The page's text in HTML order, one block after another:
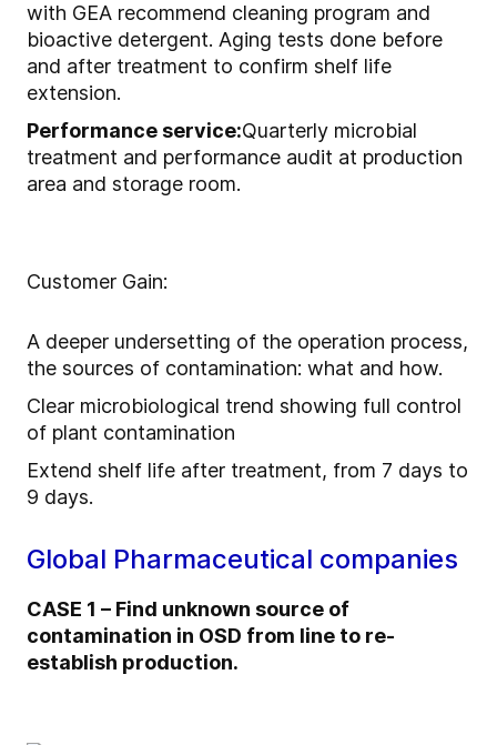
with GEA recommend cleaning program and
bioactive detergent. Aging tests done before
and after treatment to confirm shelf life
extension.
Performance service:Quarterly microbial
treatment and performance audit at production
area and storage room.
Customer Gain:
A deeper undersetting of the operation process,
the sources of contamination: what and how.
Clear microbiological trend showing full control
of plant contamination
Extend shelf life after treatment, from 7 days to
9 days.
Global Pharmaceutical companies
CASE 1 – Find unknown source of
contamination in OSD from line to re-
establish production.